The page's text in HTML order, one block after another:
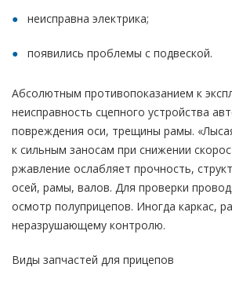
неисправна электрика;
появились проблемы с подвеской.
Абсолютным противопоказанием к
неисправность сцепного устройства
повреждения оси, трещины рамы.
к сильным заносам при снижении
ржавление ослабляет прочность,
осей, рамы, валов. Для проверки
осмотр полуприцепов. Иногда каркас,
неразрушающему контролю.
Виды запчастей для прицепов